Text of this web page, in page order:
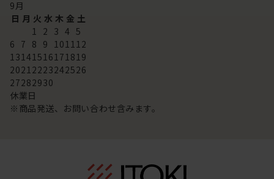
9月
日 月 火 水 木 金 土
1 2 3 4 5
6 7 8 9 101112
13141516171819
20212223242526
27282930
休業日
※商品発送、お問い合わせ含みます。